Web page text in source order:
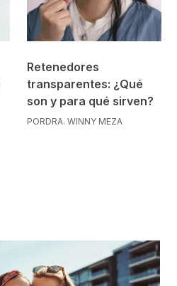
Retenedores
transparentes: ¿Qué
son y para qué sirven?
PORDRA. WINNY MEZA